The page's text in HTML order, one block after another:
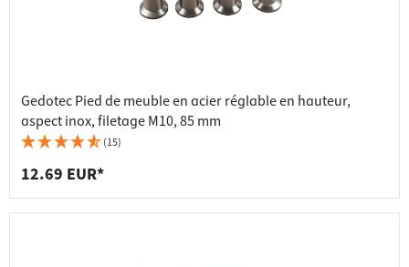
Gedotec Pied de meuble en acier réglable en hauteur,
aspect inox, filetage M10, 85 mm
(15)
12.69 EUR*